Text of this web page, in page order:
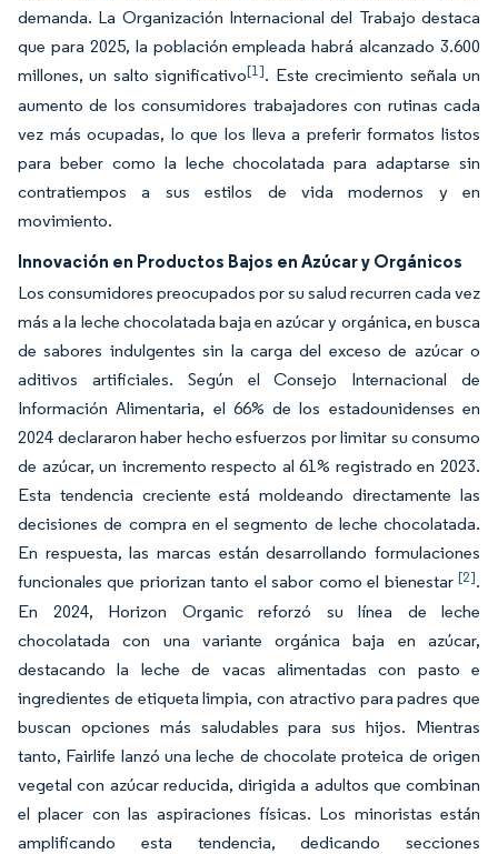
demanda. La Organización Internacional del Trabajo destaca
que para 2025, la población empleada habrá alcanzado 3.600
millones, un salto significativo[1]. Este crecimiento señala un
aumento de los consumidores trabajadores con rutinas cada
vez más ocupadas, lo que los lleva a preferir formatos listos
para beber como la leche chocolatada para adaptarse sin
contratiempos a sus estilos de vida modernos y en
movimiento.
Innovación en Productos Bajos en Azúcar y Orgánicos
Los consumidores preocupados por su salud recurren cada vez
más a la leche chocolatada baja en azúcar y orgánica, en busca
de sabores indulgentes sin la carga del exceso de azúcar o
aditivos artificiales. Según el Consejo Internacional de
Información Alimentaria, el 66% de los estadounidenses en
2024 declararon haber hecho esfuerzos por limitar su consumo
de azúcar, un incremento respecto al 61% registrado en 2023.
Esta tendencia creciente está moldeando directamente las
decisiones de compra en el segmento de leche chocolatada.
En respuesta, las marcas están desarrollando formulaciones
funcionales que priorizan tanto el sabor como el bienestar [2].
En 2024, Horizon Organic reforzó su línea de leche
chocolatada con una variante orgánica baja en azúcar,
destacando la leche de vacas alimentadas con pasto e
ingredientes de etiqueta limpia, con atractivo para padres que
buscan opciones más saludables para sus hijos. Mientras
tanto, Fairlife lanzó una leche de chocolate proteica de origen
vegetal con azúcar reducida, dirigida a adultos que combinan
el placer con las aspiraciones físicas. Los minoristas están
amplificando esta tendencia, dedicando secciones